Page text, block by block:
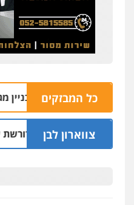
כל המבזקים
הבריכה של בניין מגורים
צווארון לבן
ניצב שושן דורשת